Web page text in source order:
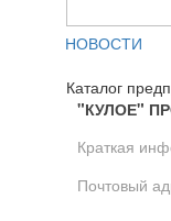
НОВОСТИ
Каталог
"КУЛОЕ"
Краткая
Почтовый